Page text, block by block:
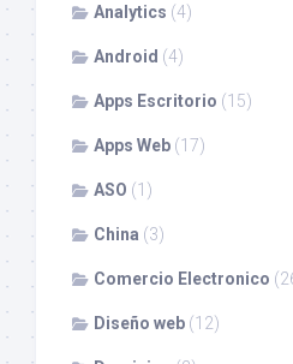
Analytics (4)
Android (4)
Apps Escritorio (15)
Apps Web (17)
ASO (1)
China (3)
Comercio Electronico
Diseño web (12)